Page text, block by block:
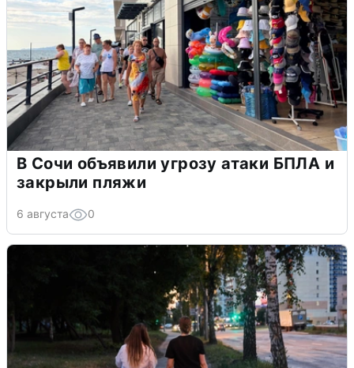
В Сочи объявили угрозу атаки БПЛА и
закрыли пляжи
6 августа 0